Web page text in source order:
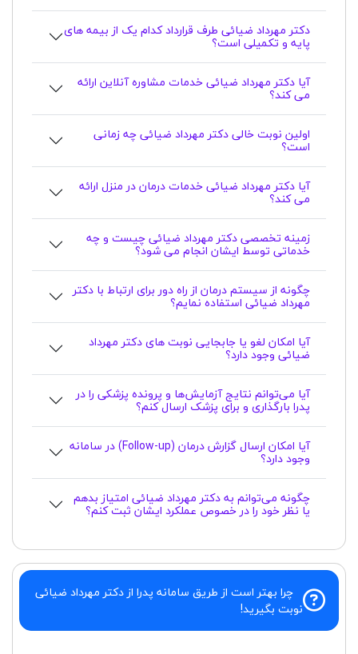
دکتر مهرداد ضیائی طرف قرارداد کدام یک از بیمه های
پایه و تکمیلی است؟
آیا دکتر مهرداد ضیائی خدمات مشاوره آنلاین ارائه
می کند؟
اولین نوبت خالی دکتر مهرداد ضیائی چه زمانی
است؟
آیا دکتر مهرداد ضیائی خدمات درمان در منزل ارائه
می کند؟
زمینه تخصصی دکتر مهرداد ضیائی چیست و چه
خدماتی توسط ایشان انجام می شود؟
چگونه از سیستم درمان از راه دور برای ارتباط با دکتر
مهرداد ضیائی استفاده نمایم؟
آیا امکان لغو یا جابجایی نوبت های دکتر مهرداد
ضیائی وجود دارد؟
آیا می‌توانم نتایج آزمایش‌ها و پرونده پزشکی را در
پدرا بارگذاری و برای پزشک ارسال کنم؟
آیا امکان ارسال گزارش درمان (Follow-up) در سامانه
وجود دارد؟
چگونه می‌توانم به دکتر مهرداد ضیائی امتیاز بدهم
یا نظر خود را در خصوص عملکرد ایشان ثبت کنم؟
چرا بهتر است از طریق سامانه پدرا از دکتر مهرداد ضیائی
نوبت بگیرید!